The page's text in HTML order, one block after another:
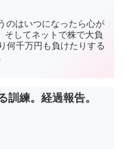
のはいつになったら心が
そしてネットで株で大負
何千万円も負けたりする
訓練。経過報告。